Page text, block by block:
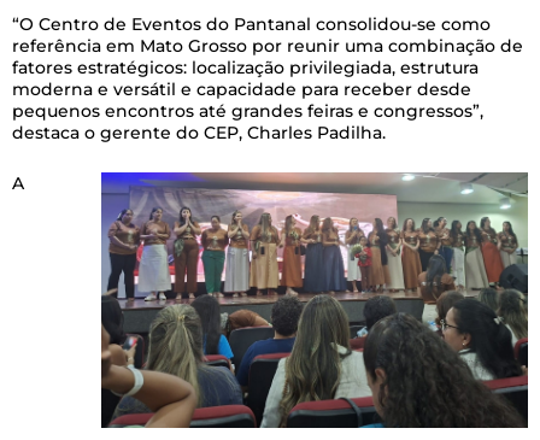
“O Centro de Eventos do Pantanal consolidou-se como
referência em Mato Grosso por reunir uma combinação de
fatores estratégicos: localização privilegiada, estrutura
moderna e versátil e capacidade para receber desde
pequenos encontros até grandes feiras e congressos”,
destaca o gerente do CEP, Charles Padilha.
A